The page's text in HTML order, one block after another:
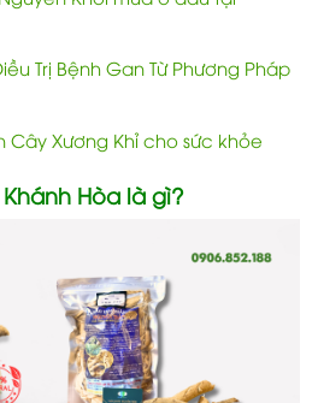
Trị Bệnh Gan Từ Phương Pháp
Cây Xương Khỉ cho sức khỏe
Hòa là gì?